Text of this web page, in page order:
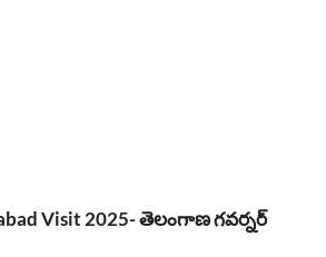
Visit 2025- తెలంగాణ గవర్నర్